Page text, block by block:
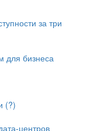
за три
для бизнеса
(?)
центров